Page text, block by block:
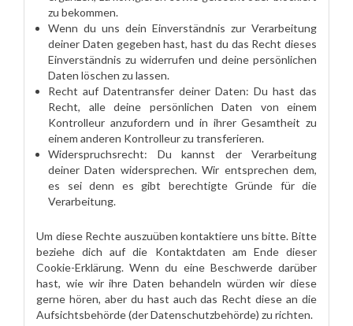
zu bekommen.
Wenn du uns dein Einverständnis zur Verarbeitung
deiner Daten gegeben hast, hast du das Recht dieses
Einverständnis zu widerrufen und deine persönlichen
Daten löschen zu lassen.
Recht auf Datentransfer deiner Daten: Du hast das
Recht, alle deine persönlichen Daten von einem
Kontrolleur anzufordern und in ihrer Gesamtheit zu
einem anderen Kontrolleur zu transferieren.
Widerspruchsrecht: Du kannst der Verarbeitung
deiner Daten widersprechen. Wir entsprechen dem,
es sei denn es gibt berechtigte Gründe für die
Verarbeitung.
Um diese Rechte auszuüben kontaktiere uns bitte. Bitte
beziehe dich auf die Kontaktdaten am Ende dieser
Cookie-Erklärung. Wenn du eine Beschwerde darüber
hast, wie wir ihre Daten behandeln würden wir diese
gerne hören, aber du hast auch das Recht diese an die
Aufsichtsbehörde (der Datenschutzbehörde) zu richten.